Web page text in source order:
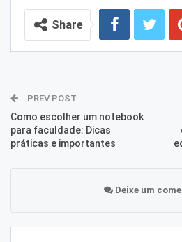
Share
PREV POST
Como escolher um notebook
para faculdade: Dicas
práticas e importantes
Deixe um